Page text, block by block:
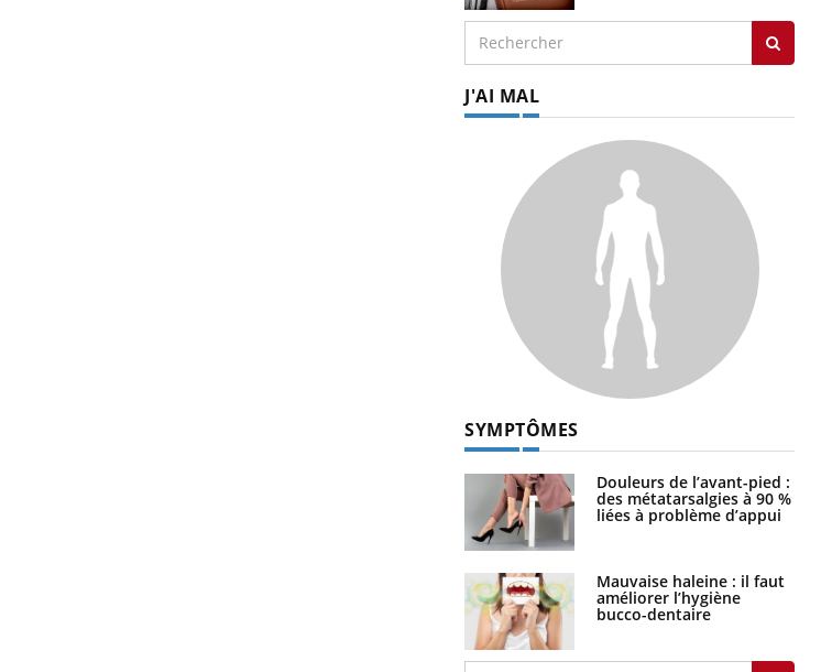
J'AI MAL
SYMPTÔMES
Douleurs de l’avant-pied :
des métatarsalgies à 90 %
liées à problème d’appui
Mauvaise haleine : il faut
améliorer l’hygiène
bucco-dentaire